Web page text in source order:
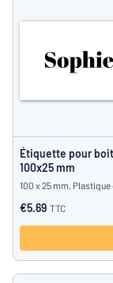
Étiquette pour
100x25 mm
100 x 25 mm, Plastique
€5.69 TTC